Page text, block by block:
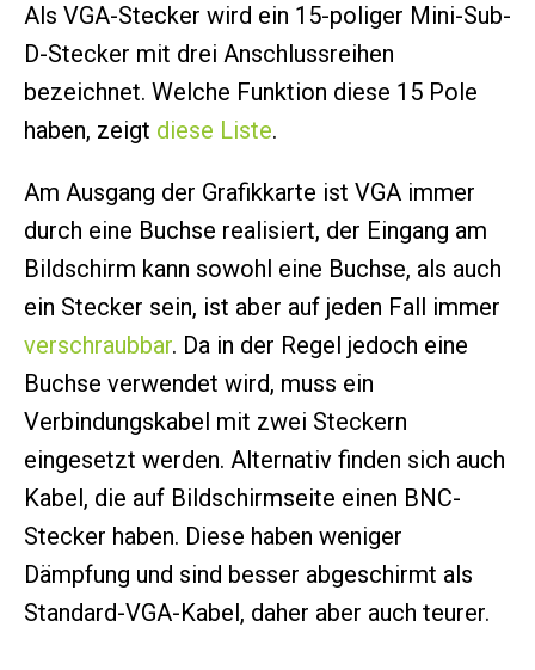
Als VGA-Stecker wird ein 15-poliger Mini-Sub-
D-Stecker mit drei Anschlussreihen
bezeichnet. Welche Funktion diese 15 Pole
haben, zeigt diese Liste.
Am Ausgang der Grafikkarte ist VGA immer
durch eine Buchse realisiert, der Eingang am
Bildschirm kann sowohl eine Buchse, als auch
ein Stecker sein, ist aber auf jeden Fall immer
verschraubbar. Da in der Regel jedoch eine
Buchse verwendet wird, muss ein
Verbindungskabel mit zwei Steckern
eingesetzt werden. Alternativ finden sich auch
Kabel, die auf Bildschirmseite einen BNC-
Stecker haben. Diese haben weniger
Dämpfung und sind besser abgeschirmt als
Standard-VGA-Kabel, daher aber auch teurer.